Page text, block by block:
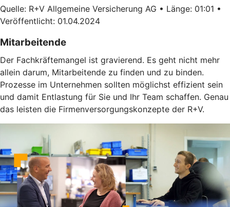
Quelle: R+V Allgemeine Versicherung AG • Länge: 01:01 •
Veröffentlicht: 01.04.2024
Mitarbeitende
Der Fachkräftemangel ist gravierend. Es geht nicht mehr
allein darum, Mitarbeitende zu finden und zu binden.
Prozesse im Unternehmen sollten möglichst effizient sein
und damit Entlastung für Sie und Ihr Team schaffen. Genau
das leisten die Firmenversorgungskonzepte der R+V.